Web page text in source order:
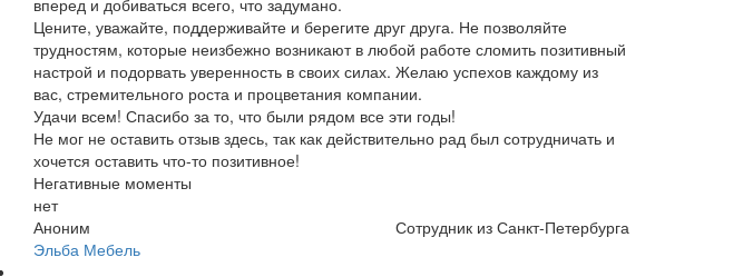
вперед и добиваться всего, что задумано.
Цените, уважайте, поддерживайте и берегите друг друга. Не позволяйте
трудностям, которые неизбежно возникают в любой работе сломить позитивный
настрой и подорвать уверенность в своих силах. Желаю успехов каждому из
вас, стремительного роста и процветания компании.
Удачи всем! Спасибо за то, что были рядом все эти годы!
Не мог не оставить отзыв здесь, так как действительно рад был сотрудничать и
хочется оставить что-то позитивное!
Негативные моменты
нет
Аноним
Сотрудник из Санкт-Петербурга
Эльба Мебель